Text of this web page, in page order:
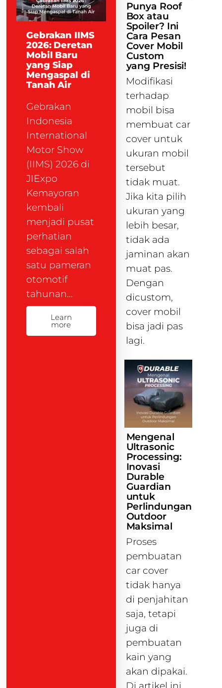
Gebrakan IIMS
2026: Deretan
Mobil Baru
yang Siap
Mengaspal di
Tanah Air
Gebrakan
Indonesia
International
Motor Show
(IIMS) 2026 di
JIExpo
Kemayoran
kembali
menjadi pusat
perhatian
sebagai salah
satu pameran
otomotif
tahunan…
Learn
more
Punya Roof
Box atau
Spoiler? Ini
Cara Pesan
Cover Mobil
Custom
yang Presisi!
Modifikasi
terhadap
mobil bisa
membuat car
cover untuk
ukuran mobil
tersebut
tidak muat.
Jika kita pilih
ukuran yang
lebih besar,
tidak ada
jaminan akan
muat pas.
Dengan
dicustom,
cover mobil
bisa jadi pas
lagi.
Mengenal
Ultrasonic
Processing:
Inovasi
Durable
Guardian
untuk
Perlindungan
Outdoor
Maksimal
Proses
pembuatan
car cover
tidak hanya
di penjahitan
saja, tetapi
juga di
pembuatan
kain yang
akan dipakai.
Di artikel ini